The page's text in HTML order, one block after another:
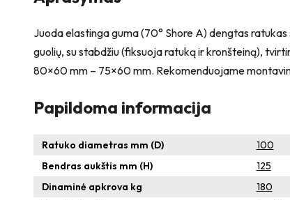
Juoda elastinga guma (70° Shore A) dengtas
guolių, su stabdžiu (fiksuoja ratuką ir kronšteiną),
80×60 mm – 75×60 mm. Rekomenduojame
Papildoma informacija
Ratuko diametras mm (D)
100
Bendras aukštis mm (H)
125
Dinaminė apkrova kg
180